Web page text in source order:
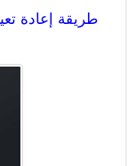
طريقة إعادة